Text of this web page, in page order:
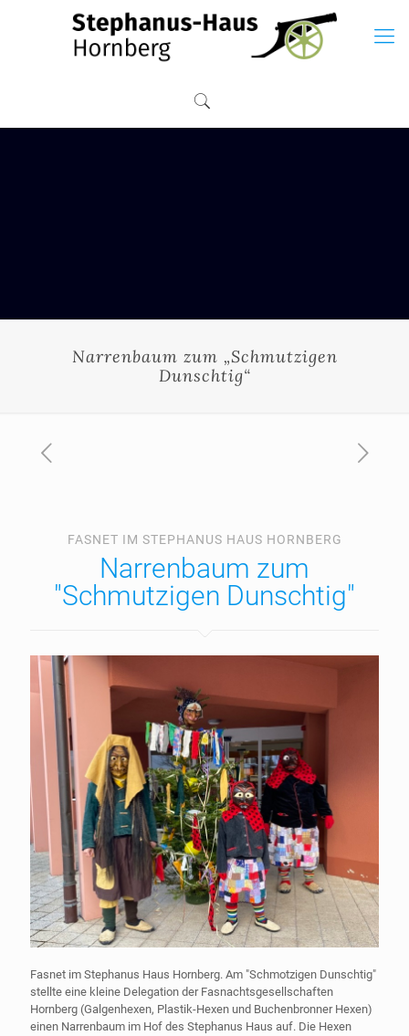
Narrenbaum zum „Schmutzigen
Dunschtig“
FASNET IM STEPHANUS HAUS HORNBERG
Narrenbaum zum
"Schmutzigen Dunschtig"
Fasnet im Stephanus Haus Hornberg. Am "Schmotzigen Dunschtig"
stellte eine kleine Delegation der Fasnachtsgesellschaften
Hornberg (Galgenhexen, Plastik-Hexen und Buchenbronner Hexen)
einen Narrenbaum im Hof des Stephanus Haus auf. Die Hexen